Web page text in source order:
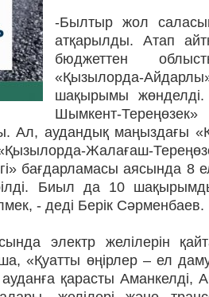
-Былтыр жол
атқарылды. Атап
бюджеттен
«Қызылорда-
шақырымы
Шымкент-
аудандық маңыздағы
Жалағаш-
бағдарламасы аясында 8
Биыл да 10
- деді Берік Сәрменбаев.
электр желілерін
«Қуатты өңірлер – ел
қарасты Аманкелді,